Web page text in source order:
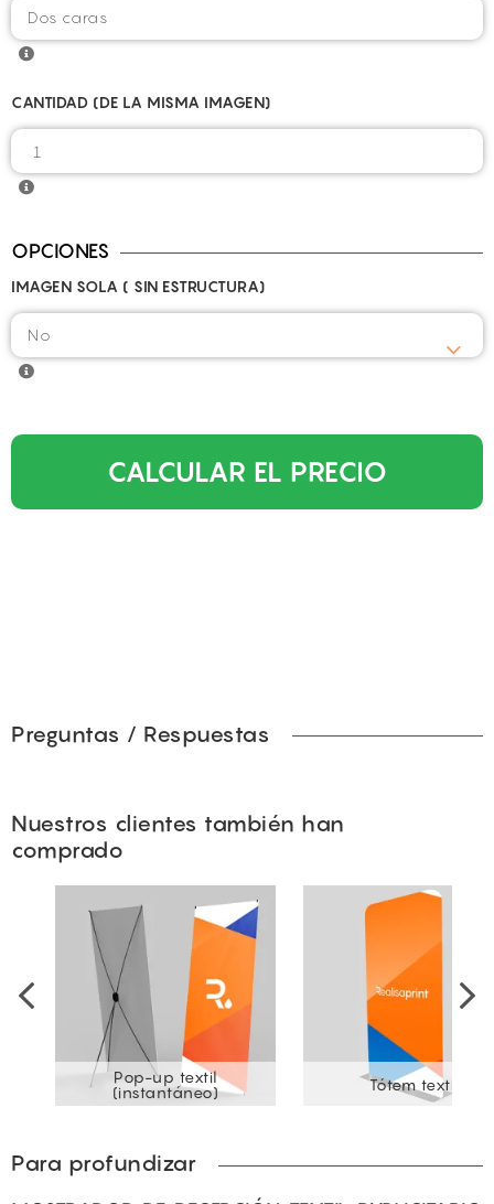
CANTIDAD (DE LA MISMA IMAGEN)
OPCIONES
IMAGEN SOLA ( SIN ESTRUCTURA)
CALCULAR EL PRECIO
Preguntas / Respuestas
Nuestros clientes también han
comprado
Pop-up textil
(instantáneo)
Tótem textil
Para profundizar